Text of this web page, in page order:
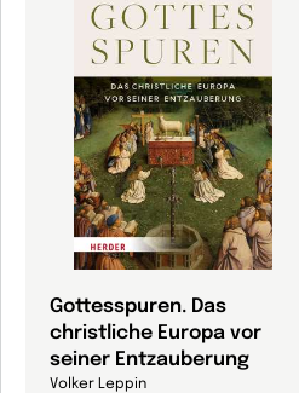
Gottesspuren. Das
christliche Europa vor
seiner Entzauberung
Volker Leppin